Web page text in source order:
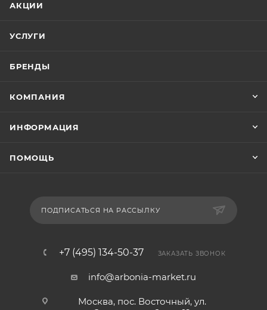
АКЦИИ
УСЛУГИ
БРЕНДЫ
КОМПАНИЯ
ИНФОРМАЦИЯ
ПОМОЩЬ
ПОДПИСАТЬСЯ НА РАССЫЛКУ
+7 (495) 134-50-37 ЗАКАЗАТЬ ЗВОНОК
info@arbonia-market.ru
Москва, пос. Восточный, ул.